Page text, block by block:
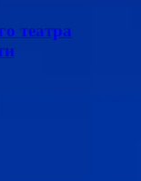
театра